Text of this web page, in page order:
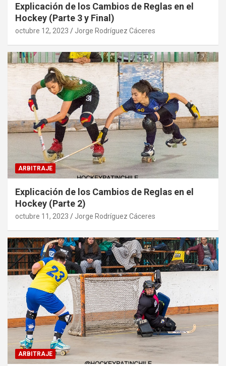
Explicación de los Cambios de Reglas en el
Hockey (Parte 3 y Final)
octubre 12, 2023 Jorge Rodríguez Cáceres
ARBITRAJE
Explicación de los Cambios de Reglas en el
Hockey (Parte 2)
octubre 11, 2023 Jorge Rodríguez Cáceres
ARBITRAJE